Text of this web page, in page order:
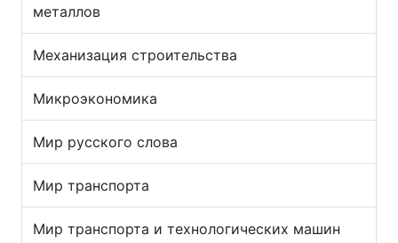
металлов
Механизация строительства
Микроэкономика
Мир русского слова
Мир транспорта
Мир транспорта и технологических машин